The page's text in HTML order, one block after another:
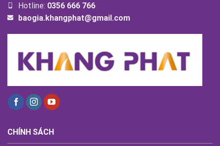
Hotline: 0356 666 766
baogia.khangphat@gmail.com
CHÍNH SÁCH